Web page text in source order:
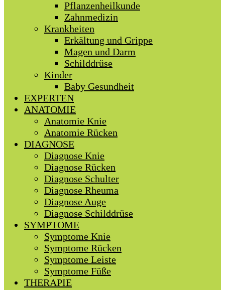
Pflanzenheilkunde
Zahnmedizin
Krankheiten
Erkältung und Grippe
Magen und Darm
Schilddrüse
Kinder
Baby Gesundheit
EXPERTEN
ANATOMIE
Anatomie Knie
Anatomie Rücken
DIAGNOSE
Diagnose Knie
Diagnose Rücken
Diagnose Schulter
Diagnose Rheuma
Diagnose Auge
Diagnose Schilddrüse
SYMPTOME
Symptome Knie
Symptome Rücken
Symptome Leiste
Symptome Füße
THERAPIE